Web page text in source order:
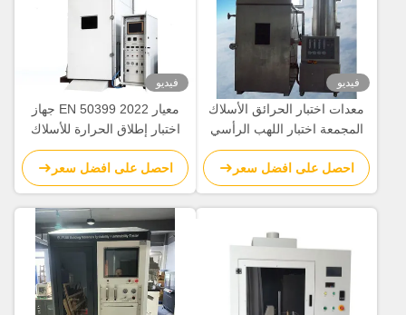
فيديو
معدات اختبار الحرائق الأسلاك
المجمعة اختبار اللهب الرأسي
مع خلاط الهواء والغاز
احصل على افضل سعر
فيديو
معيار EN 50399 2022 جهاز
اختبار إطلاق الحرارة للأسلاك
والكابلات
احصل على افضل سعر